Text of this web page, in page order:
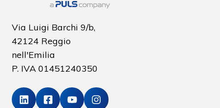
Via Luigi Barchi 9/b,
42124 Reggio
nell'Emilia
P. IVA 01451240350